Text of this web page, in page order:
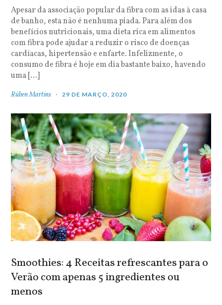
Apesar da associação popular da fibra com as idas à casa
de banho, esta não é nenhuma piada. Para além dos
benefícios nutricionais, uma dieta rica em alimentos
com fibra pode ajudar a reduzir o risco de doenças
cardíacas, hipertensão e enfarte. Infelizmente, o
consumo de fibra é hoje em dia bastante baixo, havendo
uma […]
Rúben Martins 29 DE MARÇO, 2020
Smoothies: 4 Receitas refrescantes para o
Verão com apenas 5 ingredientes ou
menos